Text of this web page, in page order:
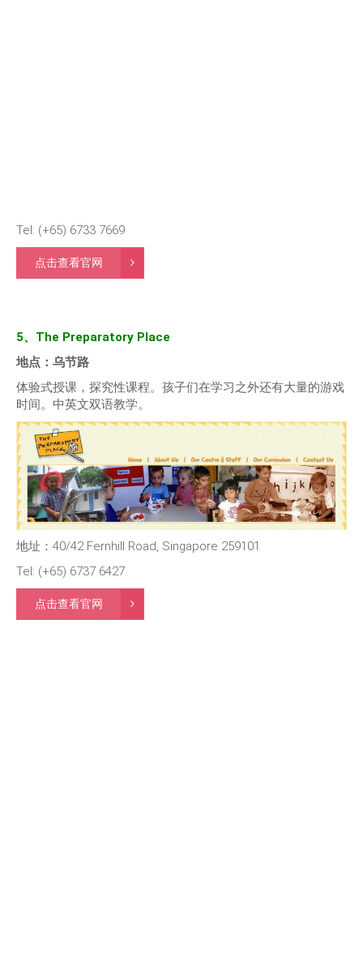
Tel: (+65) 6733 7669
点击查看官网
5、The Preparatory Place
地点：乌节路
体验式授课，探究性课程。孩子们在学习之外还有大量的游戏
时间。中英文双语教学。
地址：40/42 Fernhill Road, Singapore 259101
Tel: (+65) 6737 6427
点击查看官网